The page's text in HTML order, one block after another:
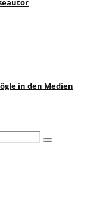
in den Medien
Search